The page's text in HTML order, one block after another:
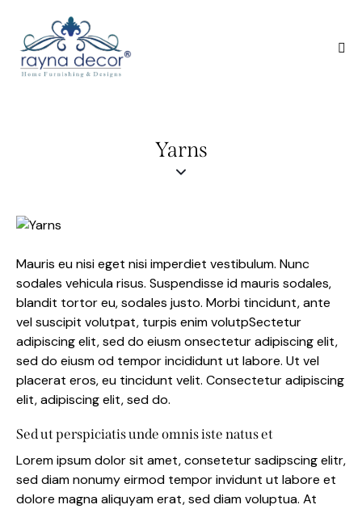
Yarns
Mauris eu nisi eget nisi imperdiet vestibulum. Nunc
sodales vehicula risus. Suspendisse id mauris sodales,
blandit tortor eu, sodales justo. Morbi tincidunt, ante
vel suscipit volutpat, turpis enim volutpSectetur
adipiscing elit, sed do eiusm onsectetur adipiscing elit,
sed do eiusm od tempor incididunt ut labore. Ut vel
placerat eros, eu tincidunt velit. Consectetur adipiscing
elit, adipiscing elit, sed do.
Sed ut perspiciatis unde omnis iste natus et
Lorem ipsum dolor sit amet, consetetur sadipscing elitr,
sed diam nonumy eirmod tempor invidunt ut labore et
dolore magna aliquyam erat, sed diam voluptua. At